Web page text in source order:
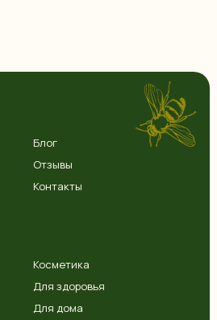
Отзывы
Блог
Косметика
Для дома
Для здоровья
Контакты